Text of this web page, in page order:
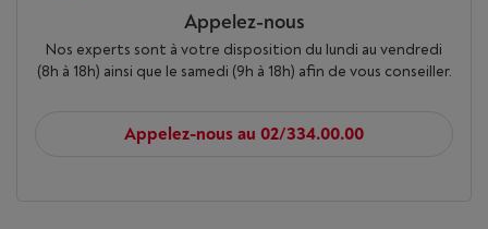
Appelez-nous
Nos experts sont à votre disposition du lundi au vendredi
(8h à 18h) ainsi que le samedi (9h à 18h) afin de vous conseiller.
Appelez-nous au 02/334.00.00